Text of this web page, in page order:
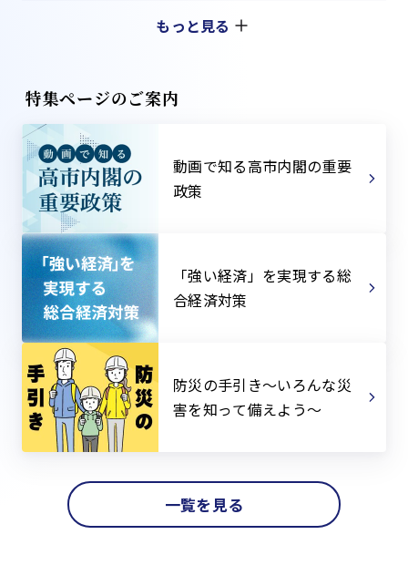
もっと見る
特集ページのご案内
動画で知る高市内閣の重要
政策
「強い経済」を実現する総
合経済対策
防災の手引き～いろんな災
害を知って備えよう～
一覧を見る